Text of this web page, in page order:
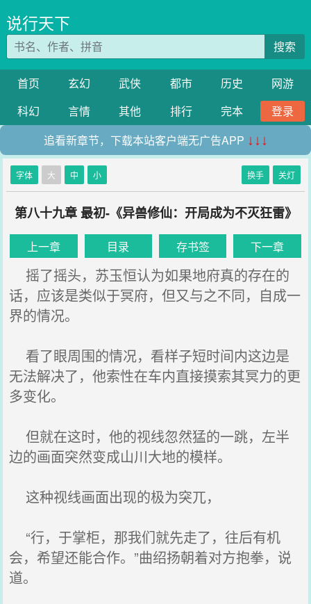
说行天下
搜索
首页 玄幻 武侠 都市 历史
网游
科幻
言情 其他 排行 完本
登录
追看新章节，下载本站客户端无广告APP ↓↓↓
字体 大 中 小 换手 关灯
第八十九章 最初-《异兽修仙：开局成为不灭狂雷》
上一章 目录 存书签 下一章
摇了摇头，苏玉恒认为如果地府真的存在的
话，应该是类似于冥府，但又与之不同，自成一
界的情况。
看了眼周围的情况，看样子短时间内这边是
无法解决了，他索性在车内直接摸索其冥力的更
多变化。
但就在这时，他的视线忽然猛的一跳，左半
边的画面突然变成山川大地的模样。
这种视线画面出现的极为突兀，
“行，于掌柜，那我们就先走了，往后有机
会，希望还能合作。”曲绍扬朝着对方抱拳，说
道。